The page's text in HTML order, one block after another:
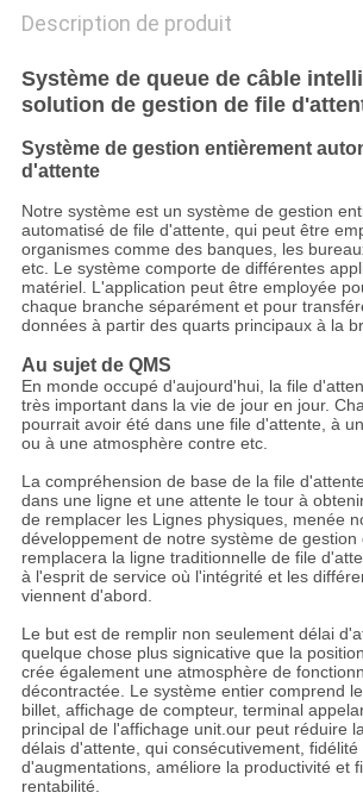
Description de produit
Système de queue de câble
solution de gestion de file
Système de gestion entièrement
d'attente
Notre système est un système de gestion
automatisé de file d'attente, qui peut être
organismes comme des banques, les
etc. Le système comporte de différentes
matériel. L'application peut être employée
chaque branche séparément et pour
données à partir des quarts principaux à la
Au sujet de QMS
En monde occupé d'aujourd'hui, la file
très important dans la vie de jour en jour.
pourrait avoir été dans une file d'attente, à
ou à une atmosphère contre etc.
La compréhension de base de la file
dans une ligne et une attente le tour à
de remplacer les Lignes physiques, menée
développement de notre système de gestion
remplacera la ligne traditionnelle de file
à l'esprit de service où l'intégrité et les
viennent d'abord.
Le but est de remplir non seulement délai
quelque chose plus signicative que la
crée également une atmosphère de
décontractée. Le système entier comprend
billet, affichage de compteur, terminal
principal de l'affichage unit.our peut réduire
délais d'attente, qui consécutivement, fidélité
d'augmentations, améliore la productivité et
rentabilité.